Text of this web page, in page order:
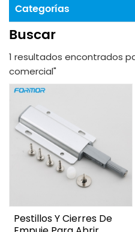
Categorías
Buscar
1 resultados encontrados
comercial"
Pestillos Y Cierres De